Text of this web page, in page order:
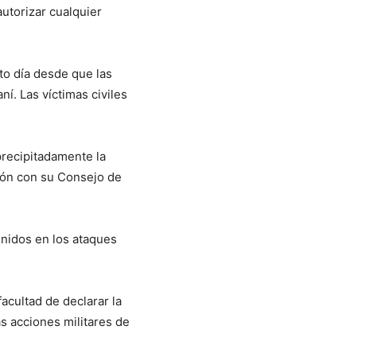
cualquier
día desde que las
Las víctimas civiles
la
con su Consejo de
en los ataques
de declarar la
acciones militares de